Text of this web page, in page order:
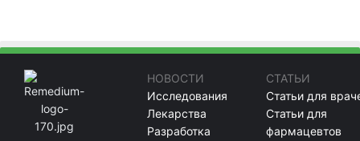
НОВОСТИ
Исследования
Лекарства
Разработка
СТАТЬИ
Статьи для
Статьи для
фармацевтов